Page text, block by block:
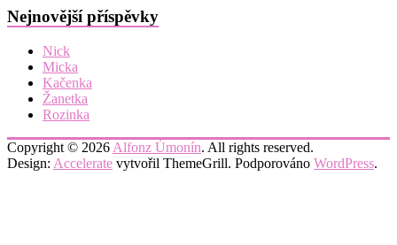
Nejnovější příspěvky
Nick
Micka
Kačenka
Žanetka
Rozinka
Copyright © 2026 Alfonz Úmonín. All rights reserved.
Design: Accelerate vytvořil ThemeGrill. Podporováno WordPress.